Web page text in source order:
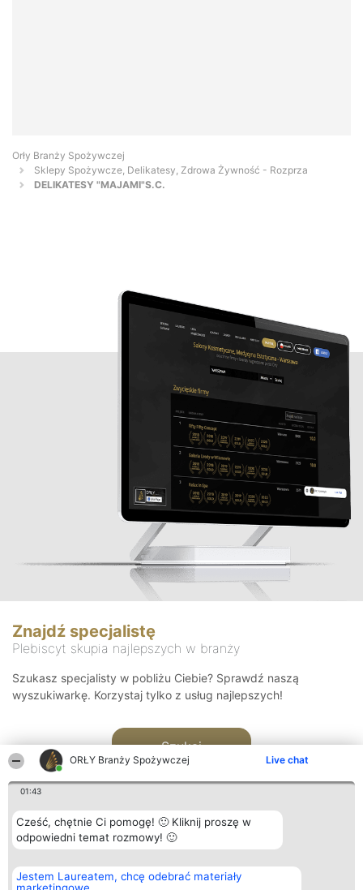
ORŁY Branży Spożywczej Live chat
01:43
Cześć, chętnie Ci pomogę! 🙂 Kliknij proszę w
odpowiedni temat rozmowy! 🙂
Jestem Laureatem, chcę odebrać materiały
Orły Branży Spożywczej
Sklepy Spożywcze, Delikatesy, Zdrowa Żywność - Rozprza
DELIKATESY "MAJAMI"S.C.
Znajdź specjalistę
Plebiscyt skupia najlepszych w branży
Szukasz specjalisty w pobliżu Ciebie? Sprawdź naszą
wyszukiwarkę. Korzystaj tylko z usług najlepszych!
Szukaj
Organizator plebiscytu
Bright Side Solutions sp. z o.
Plebiscyt
Laureaci
Kontakt
Kontakt